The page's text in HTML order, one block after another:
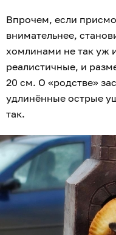
Впрочем, если
внимательнее,
хомлинами не так уж
реалистичные, и
20 см. О «родстве»
удлинённые острые
так.